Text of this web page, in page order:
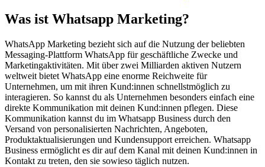
Was ist Whatsapp Marketing?
WhatsApp Marketing bezieht sich auf die Nutzung der beliebten
Messaging-Plattform WhatsApp für geschäftliche Zwecke und
Marketingaktivitäten. Mit über zwei Milliarden aktiven Nutzern
weltweit bietet WhatsApp eine enorme Reichweite für
Unternehmen, um mit ihren Kund:innen schnellstmöglich zu
interagieren. So kannst du als Unternehmen besonders einfach eine
direkte Kommunikation mit deinen Kund:innen pflegen. Diese
Kommunikation kannst du im Whatsapp Business durch den
Versand von personalisierten Nachrichten, Angeboten,
Produktaktualisierungen und Kundensupport erreichen. Whatsapp
Business ermöglicht es dir auf dem Kanal mit deinen Kund:innen in
Kontakt zu treten, den sie sowieso täglich nutzen.